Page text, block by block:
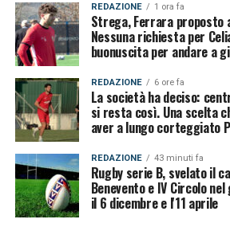
REDAZIONE 1 ora fa
Strega, Ferrara proposto
Nessuna richiesta per
buonuscita per andare a
REDAZIONE 6 ore fa
La società ha deciso:
si resta così. Una scelta
aver a lungo corteggiato
REDAZIONE 43 minuti fa
Rugby serie B, svelato il
Benevento e IV Circolo
il 6 dicembre e l'11 aprile